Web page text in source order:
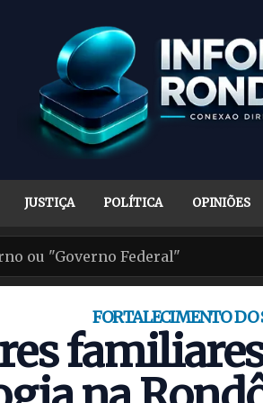
JUSTIÇA POLÍTICA OPINIÕES
FORTALECIMENTO DO